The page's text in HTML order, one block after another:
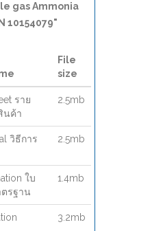
gas Ammonia
10154079"
File
size
ราย
นค้า
2.5mb
วิธีการ
2.5mb
ใบ
รฐาน
1.4mb
3.2mb